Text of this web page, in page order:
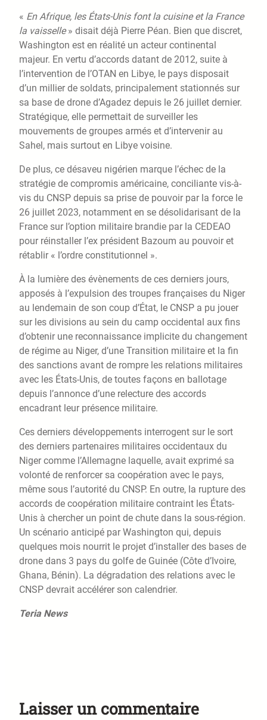
« En Afrique, les États-Unis font la cuisine et la France
la vaisselle» disait déjà Pierre Péan. Bien que discret,
Washington est en réalité un acteur continental
majeur. En vertu d’accords datant de 2012, suite à
l’intervention de l’OTAN en Libye, le pays disposait
d’un millier de soldats, principalement stationnés sur
sa base de drone d’Agadez depuis le 26 juillet dernier.
Stratégique, elle permettait de surveiller les
mouvements de groupes armés et d’intervenir au
Sahel, mais surtout en Libye voisine.
De plus, ce désaveu nigérien marque l’échec de la
stratégie de compromis américaine, conciliante vis-à-
vis du CNSP depuis sa prise de pouvoir par la force le
26 juillet 2023, notamment en se désolidarisant de la
France sur l’option militaire brandie par la CEDEAO
pour réinstaller l’ex président Bazoum au pouvoir et
rétablir « l’ordre constitutionnel ».
À la lumière des évènements de ces derniers jours,
apposés à l’expulsion des troupes françaises du Niger
au lendemain de son coup d’État, le CNSP a pu jouer
sur les divisions au sein du camp occidental aux fins
d’obtenir une reconnaissance implicite du changement
de régime au Niger, d’une Transition militaire et la fin
des sanctions avant de rompre les relations militaires
avec les États-Unis, de toutes façons en ballotage
depuis l’annonce d’une relecture des accords
encadrant leur présence militaire.
Ces derniers développements interrogent sur le sort
des derniers partenaires militaires occidentaux du
Niger comme l’Allemagne laquelle, avait exprimé sa
volonté de renforcer sa coopération avec le pays,
même sous l’autorité du CNSP. En outre, la rupture des
accords de coopération militaire contraint les États-
Unis à chercher un point de chute dans la sous-région.
Un scénario anticipé par Washington qui, depuis
quelques mois nourrit le projet d’installer des bases de
drone dans 3 pays du golfe de Guinée (Côte d’Ivoire,
Ghana, Bénin). La dégradation des relations avec le
CNSP devrait accélérer son calendrier.
Teria News
Laisser un commentaire